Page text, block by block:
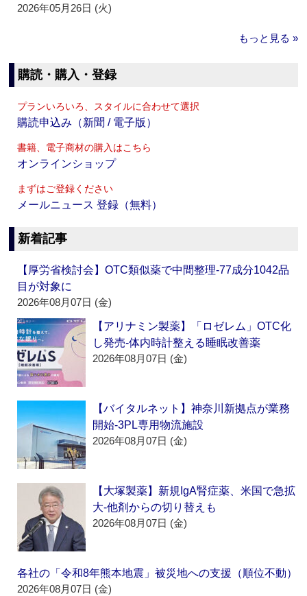
2026年05月26日 (火)
もっと見る »
購読・購入・登録
プランいろいろ、スタイルに合わせて選択
購読申込み（新聞 / 電子版）
書籍、電子商材の購入はこちら
オンラインショップ
まずはご登録ください
メールニュース 登録（無料）
新着記事
【厚労省検討会】OTC類似薬で中間整理‐77成分1042品
目が対象に
2026年08月07日 (金)
【アリナミン製薬】「ロゼレム」OTC化
し発売‐体内時計整える睡眠改善薬
2026年08月07日 (金)
【バイタルネット】神奈川新拠点が業務
開始‐3PL専用物流施設
2026年08月07日 (金)
【大塚製薬】新規IgA腎症薬、米国で急拡
大‐他剤からの切り替えも
2026年08月07日 (金)
各社の「令和8年熊本地震」被災地への支援（順位不動）
2026年08月07日 (金)